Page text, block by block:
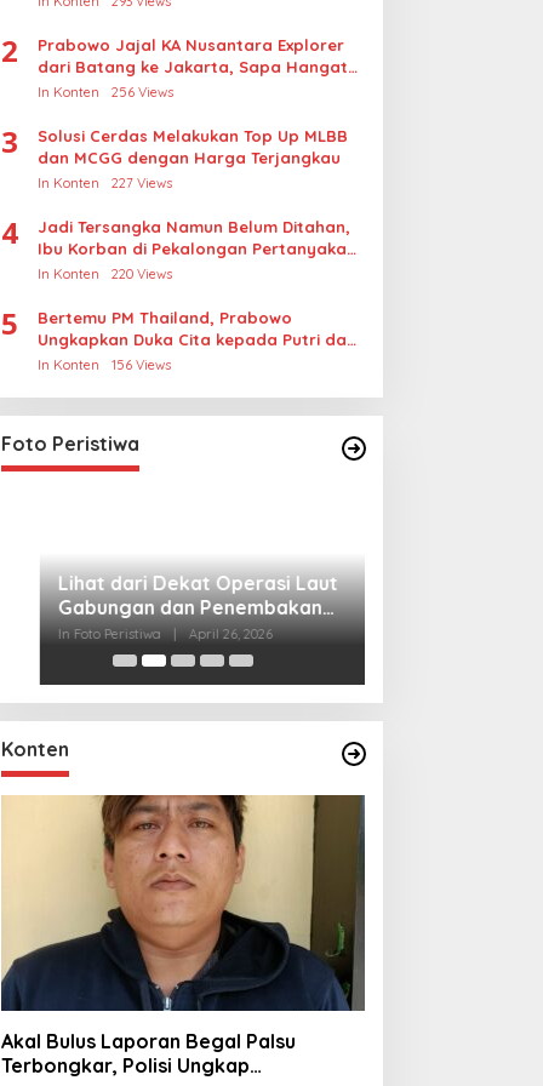
2
Prabowo Jajal KA Nusantara Explorer
dari Batang ke Jakarta, Sapa Hangat
Warga
In Konten 256 Views
3
Solusi Cerdas Melakukan Top Up MLBB
dan MCGG dengan Harga Terjangkau
In Konten 227 Views
4
Jadi Tersangka Namun Belum Ditahan,
Ibu Korban di Pekalongan Pertanyakan
Keseriusan Polisi Tangani Kasus
In Konten 220 Views
5
Bertemu PM Thailand, Prabowo
Ungkapkan Duka Cita kepada Putri dan
Selamat Ulang Tahun ke Raja Thailand
In Konten 156 Views
Foto Peristiwa
Gabungan dan Penembakan
Senjata Khusus TNI
In Foto Peristiwa |
Konten
Akal Bulus Laporan Begal Palsu
Terbongkar, Polisi Ungkap